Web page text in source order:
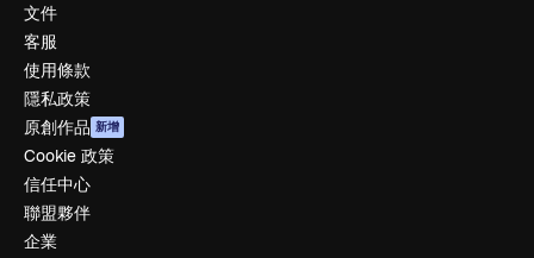
文件
客服
使用條款
隱私政策
原創作品 新增
Cookie 政策
信任中心
聯盟夥伴
企業